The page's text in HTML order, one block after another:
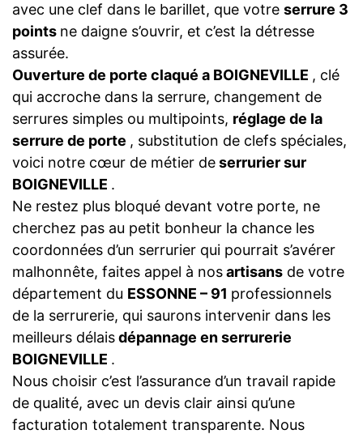
avec une clef dans le barillet, que votre serrure 3
points ne daigne s’ouvrir, et c’est la détresse
assurée.
Ouverture de porte claqué a BOIGNEVILLE , clé
qui accroche dans la serrure, changement de
serrures simples ou multipoints, réglage de la
serrure de porte , substitution de clefs spéciales,
voici notre cœur de métier deserrurier sur
BOIGNEVILLE .
Ne restez plus bloqué devant votre porte, ne
cherchez pas au petit bonheur la chance les
coordonnées d’un serrurier qui pourrait s’avérer
malhonnête, faites appel à nosartisans de votre
département du ESSONNE – 91 professionnels
de la serrurerie, qui saurons intervenir dans les
meilleurs délaisdépannage en serrurerie
BOIGNEVILLE .
Nous choisir c’est l’assurance d’un travail rapide
de qualité, avec un devis clair ainsi qu’une
facturation totalement transparente. Nous